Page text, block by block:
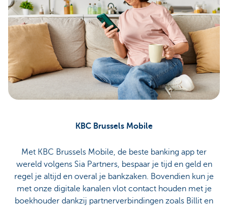
KBC Brussels Mobile
Met KBC Brussels Mobile, de beste banking app ter
wereld volgens Sia Partners, bespaar je tijd en geld en
regel je altijd en overal je bankzaken. Bovendien kun je
met onze digitale kanalen vlot contact houden met je
boekhouder dankzij partnerverbindingen zoals Billit en